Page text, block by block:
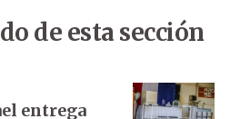
de esta sección
entrega